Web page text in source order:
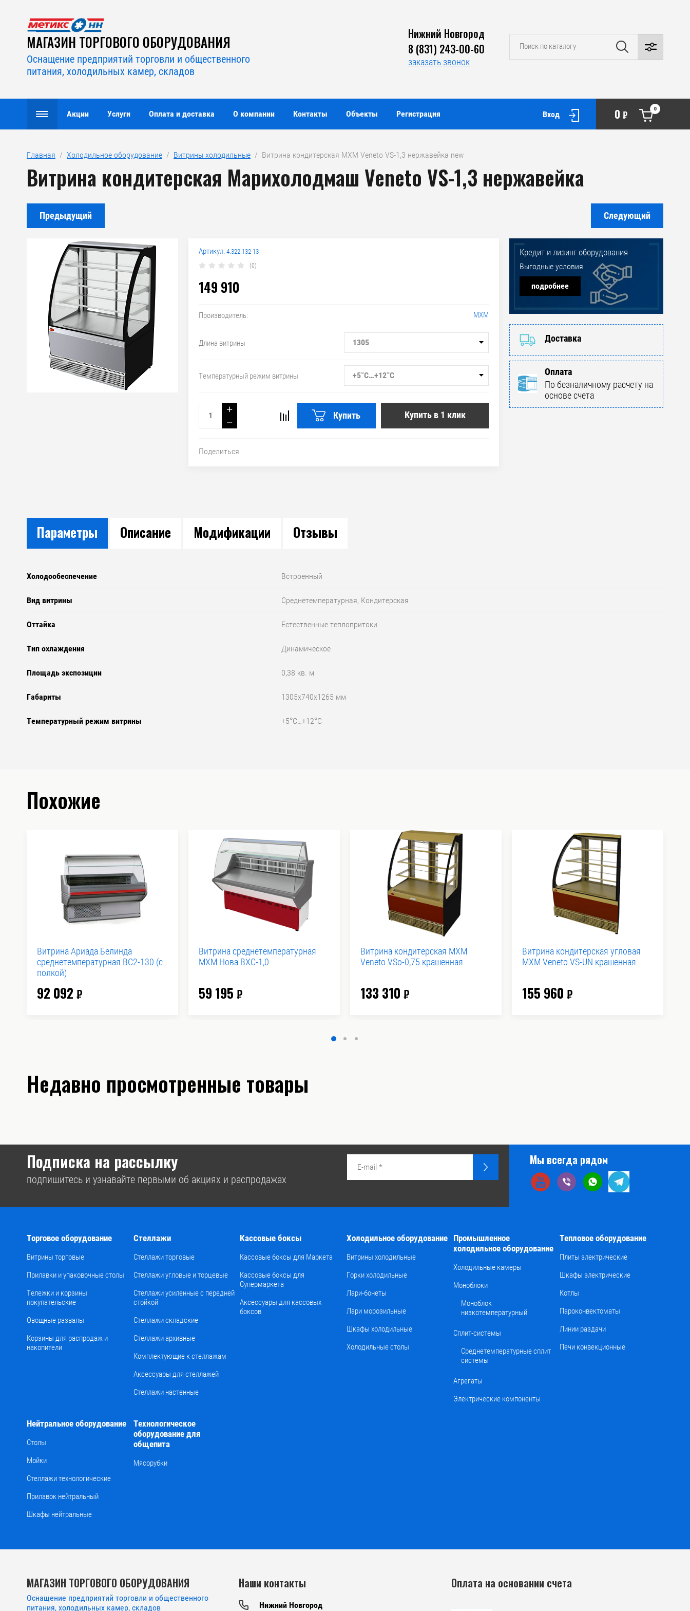
Акции Услуги Оплата и доставка О компании Контакты Объекты Регистрация Вход 0 ₽
0
МАГАЗИН ТОРГОВОГО ОБОРУДОВАНИЯ
Оснащение предприятий торговли и общественного
питания, холодильных камер, складов
Нижний Новгород
8 (831) 243-00-60
заказать звонок
Главная
  /
Холодильное оборудование
  /
Витрины холодильные
  /  Витрина кондитерская MXM Veneto VS-1,3 нержавейка new
Витрина кондитерская Марихолодмаш Veneto VS-1,3 нержавейка
Предыдущий Следующий
Артикул: 4.322.132-13
(0)
149 910
Производитель: МХМ
Длина витрины 1305
Температурный режим витрины +5°С…+12°С
+
−
Купить Купить в 1 клик
Поделиться
Кредит и лизинг оборудования
Выгодные условия
подробнее
Доставка
Оплата
По безналичному расчету на
основе счета
Параметры Описание Модификации Отзывы
Холодообеспечение Встроенный
Вид витрины Среднетемпературная, Кондитерская
Оттайка Естественные теплопритоки
Тип охлаждения Динамическое
Площадь экспозиции 0,38 кв. м
Габариты 1305x740x1265 мм
Температурный режим витрины +5°С…+12°С
Похожие
Витрина Ариада Белинда
среднетемпературная ВС2-130 (с
полкой)
92 092 ₽
Витрина среднетемпературная
MXM Нова ВХС-1,0
59 195 ₽
Витрина кондитерская MXM
Veneto VSо-0,75 крашенная
133 310 ₽
Витрина кондитерская угловая
MXM Veneto VS-UN крашенная
155 960 ₽
Недавно просмотренные товары
Подписка на рассылку
подпишитесь и узнавайте первыми об акциях и распродажах
Мы всегда рядом
Торговое оборудование
Витрины торговые
Прилавки и упаковочные столы
Тележки и корзины
покупательские
Овощные развалы
Корзины для распродаж и
накопители
Стеллажи
Стеллажи торговые
Стеллажи угловые и торцевые
Стеллажи усиленные с передней
стойкой
Стеллажи складские
Стеллажи архивные
Комплектующие к стеллажам
Аксессуары для стеллажей
Стеллажи настенные
Кассовые боксы
Кассовые боксы для Маркета
Кассовые боксы для
Супермаркета
Аксессуары для кассовых
боксов
Холодильное оборудование
Витрины холодильные
Горки холодильные
Лари-бонеты
Лари морозильные
Шкафы холодильные
Холодильные столы
Промышленное
холодильное оборудование
Холодильные камеры
Моноблоки
Моноблок
низкотемпературный
Сплит-системы
Среднетемпературные сплит
системы
Агрегаты
Электрические компоненты
Тепловое оборудование
Плиты электрические
Шкафы электрические
Котлы
Пароконвектоматы
Линии раздачи
Печи конвекционные
Нейтральное оборудование
Столы
Мойки
Стеллажи технологические
Прилавок нейтральный
Шкафы нейтральные
Технологическое
оборудование для
общепита
Мясорубки
МАГАЗИН ТОРГОВОГО ОБОРУДОВАНИЯ
Оснащение предприятий торговли и общественного
питания, холодильных камер, складов
Наши контакты
Нижний Новгород
Оплата на основании счета